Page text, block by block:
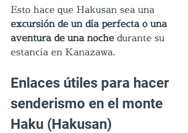
Esto hace que Hakusan sea una
excursión de un día perfecta o una
aventura de una noche durante su
estancia en Kanazawa.
Enlaces útiles para hacer
senderismo en el monte
Haku (Hakusan)